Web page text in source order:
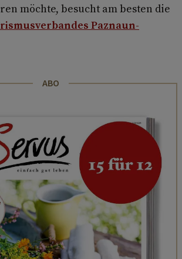
möchte, besucht am besten die
Paznaun-
ABO